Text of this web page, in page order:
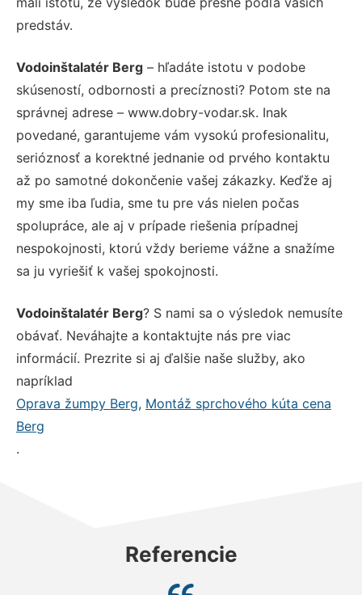
predstáv.
Vodoinštalatér Berg – hľadáte istotu v podobe
skúseností, odbornosti a precíznosti? Potom ste na
správnej adrese – www.dobry-vodar.sk. Inak
povedané, garantujeme vám vysokú profesionalitu,
serióznosť a korektné jednanie od prvého kontaktu
až po samotné dokončenie vašej zákazky. Keďže aj
my sme iba ľudia, sme tu pre vás nielen počas
spolupráce, ale aj v prípade riešenia prípadnej
nespokojnosti, ktorú vždy berieme vážne a snažíme
sa ju vyriešiť k vašej spokojnosti.
Vodoinštalatér Berg? S nami sa o výsledok nemusíte
obávať. Neváhajte a kontaktujte nás pre viac
informácií. Prezrite si aj ďalšie naše služby, ako
napríklad
Oprava žumpy Berg, Montáž sprchového kúta cena
Berg
.
Referencie